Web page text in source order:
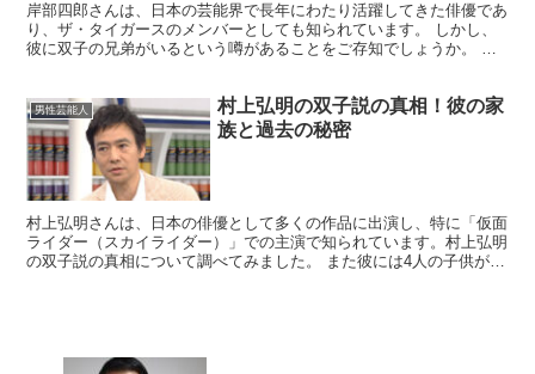
岸部四郎さんは、日本の芸能界で長年にわたり活躍してきた俳優であ
り、ザ・タイガースのメンバーとしても知られています。 しかし、
彼に双子の兄弟がいるという噂があることをご存知でしょうか。 今
男性芸能人
村上弘明の双子説の真相！彼の家
族と過去の秘密
村上弘明さんは、日本の俳優として多くの作品に出演し、特に「仮面
ライダー（スカイライダー）」での主演で知られています。村上弘明
の双子説の真相について調べてみました。 また彼には4人の子供がお